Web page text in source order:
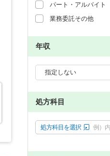
パート・アルバイト
業務委託その他
年収
処方科目
処方科目を選択 例）